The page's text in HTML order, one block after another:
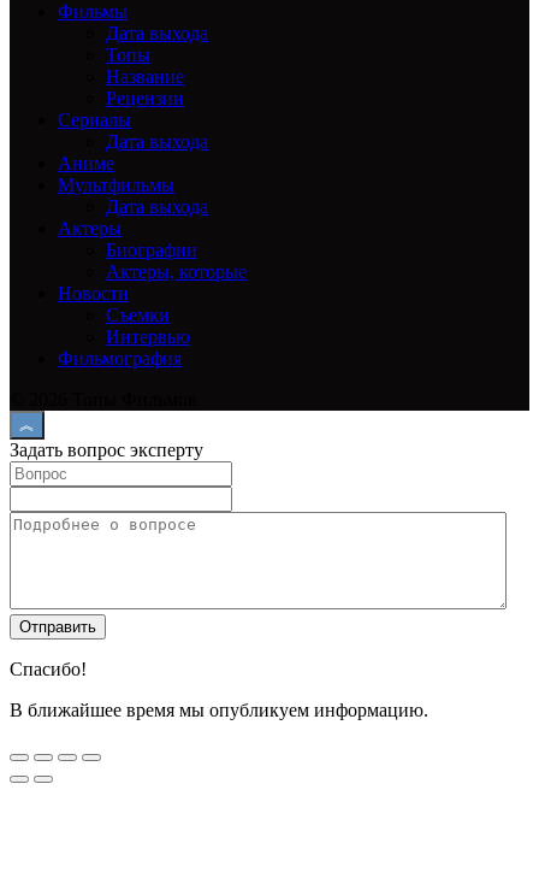
Фильмы
Дата выхода
Топы
Название
Рецензии
Сериалы
Дата выхода
Аниме
Мультфильмы
Дата выхода
Актеры
Биографии
Актеры, которые
Новости
Съемки
Интервью
Фильмография
Задать вопрос эксперту
Спасибо!
В ближайшее время мы опубликуем информацию.